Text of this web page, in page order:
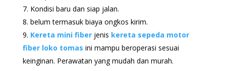
Kondisi baru dan siap jalan.
belum termasuk biaya ongkos kirim.
Kereta mini fiberjenis kereta sepeda motor
fiber loko tomas ini mampu beroperasi sesuai
keinginan. Perawatan yang mudah dan murah.